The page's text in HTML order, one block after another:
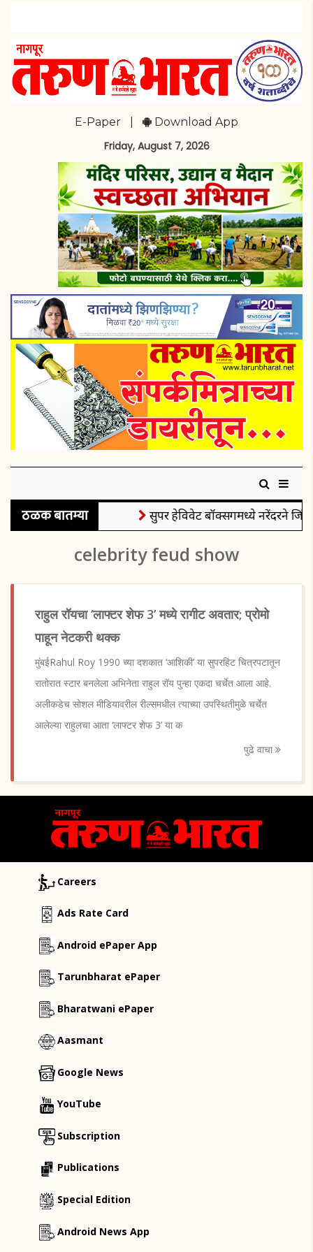
E-Paper Download App
Friday, August 7, 2026
ठळक बातम्या सुपर हेविवेट बॉक्सिंगमध्ये नरेंदरने
celebrity feud show
राहुल रॉयचा ‘लाफ्टर शेफ 3’ मध्ये रागीट अवतार; प्रोमो
पाहून नेटकरी थक्क
मुंबईRahul Roy 1990 च्या दशकात ‘आशिकी’ या सुपरहिट चित्रपटातून
रातोरात स्टार बनलेला अभिनेता राहुल रॉय पुन्हा एकदा चर्चेत आला आहे.
अलीकडेच सोशल मीडियावरील रील्समधील त्याच्या उपस्थितीमुळे चर्चेत
आलेल्या राहुलचा आता ‘लाफ्टर शेफ 3’ या क
पुढे वाचा
Careers
Ads Rate Card
Android ePaper App
Tarunbharat ePaper
Bharatwani ePaper
Aasmant
Google News
YouTube
Subscription
Publications
Special Edition
Android News App